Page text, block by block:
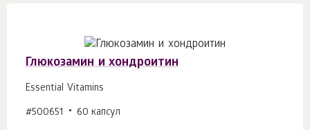
Глюкозамин и хондроитин
Essential Vitamins
#500651 60 капсул